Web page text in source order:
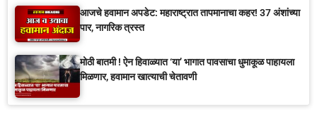
आजचे हवामान अपडेट: महाराष्ट्रात तापमानाचा कहर! 37 अंशांच्या
पार, नागरिक त्रस्त
मोठी बातमी ! ऐन हिवाळ्यात ‘या’ भागात पावसाचा धुमाकूळ पाहायला
मिळणार, हवामान खात्याची चेतावणी